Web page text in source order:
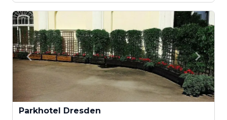
Parkhotel Dresden